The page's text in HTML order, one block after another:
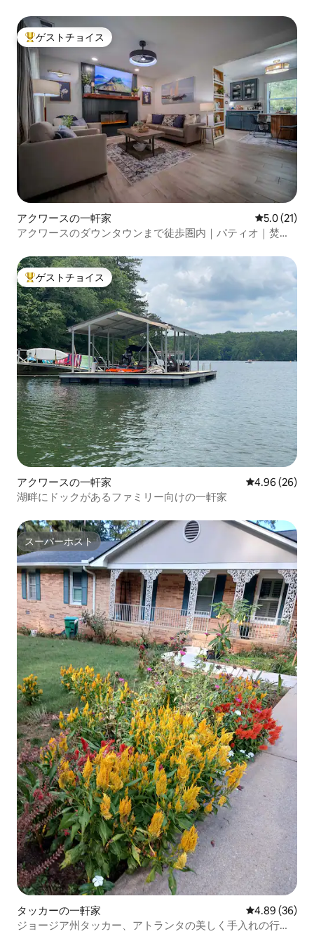
大好評のゲストチョイスです。
ゲストチョイス
アクワースの一軒家 レビュー21
5.0 (21)
アクワースのダウンタウンまで徒歩圏内｜パティオ｜焚き
大好評のゲストチョイスです。
ゲストチョイス
アクワースの一軒家 レビュー26
4.96 (26)
湖畔にドックがあるファミリー向けの一軒家
スーパーホスト
スーパーホスト
タッカーの一軒家 レビュー36
4.89 (36)
ジョージア州タッカー、アトランタの美しく手入れの行き